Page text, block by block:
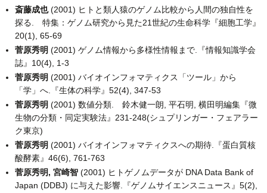
斎藤成也(2001) ヒトと類人猿のゲノム比較から人間の独自性を
探る. 特集：ゲノム研究から見た21世紀の生命科学『細胞工学』
20(1), 65-69
菅原秀明 (2001) ゲノム情報から多様性情報まで.『情報知識学会
誌』10(4), 1-3
菅原秀明 (2001) バイオインフォマティクス「ツール」から
「学」へ.『生体の科学』52(4), 347-53
菅原秀明 (2001) 数値分類. 鈴木健一朗, 平石明, 横田明編集『微
生物の分類・同定実験法』231-248(シュプリンガー・フェアラー
ク東京)
菅原秀明 (2001) バイオインフォマティクスへの期待.『蛋白質核
酸酵素』46(6), 761-763
菅原秀明, 宮崎智 (2001) ヒトゲノムデータが DNA Data Bank of
Japan (DDBJ) に与えた影響.『ゲノムサイエンスニュース』5(2),